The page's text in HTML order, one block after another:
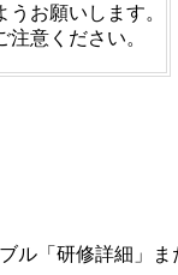
お願いします。
意ください。
ル「研修詳細」